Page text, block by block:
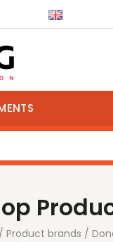
Product brands